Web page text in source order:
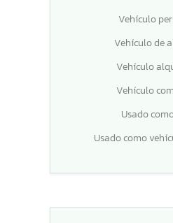
Vehículo
Vehículo de
Vehículo
Vehículo
Usado
Usado como